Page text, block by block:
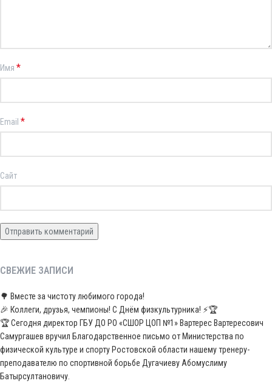
Имя *
Email *
Сайт
СВЕЖИЕ ЗАПИСИ
🌳 Вместе за чистоту любимого города!
🎉 Коллеги, друзья, чемпионы! С Днём физкультурника! ⚡️🏆
🏆 Сегодня директор ГБУ ДО РО «СШОР ЦОП №1» Вартерес Вартересович
Самургашев вручил Благодарственное письмо от Министерства по
физической культуре и спорту Ростовской области нашему тренеру-
преподавателю по спортивной борьбе Дугачиеву Абомуслиму
Батырсултановичу.